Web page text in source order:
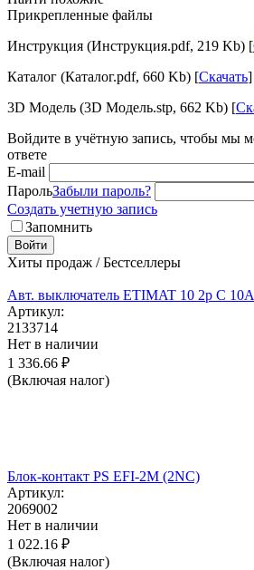
Прикрепленные файлы
Инструкция (Инструкция.pdf, 219 Kb) [
Каталог (Каталог.pdf, 660 Kb) [Скачать]
3D Модель (3D Модель.stp, 662 Kb) [
Войдите в учётную запись, чтобы мы
ответе
E-mail
ПарольЗабыли пароль?
Создать учетную запись
Запомнить
Войти
Хиты продаж / Бестселлеры
Авт. выключатель ETIMAT 10 2p C
Артикул:
2133714
Нет в наличии
1 336.66 ₽
(Включая налог)
Блок-контакт PS EFI-2M (2NC)
Артикул:
2069002
Нет в наличии
1 022.16 ₽
(Включая налог)